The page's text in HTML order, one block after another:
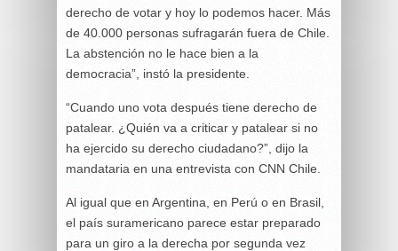
derecho de votar y hoy lo podemos hacer. Más
de 40.000 personas sufragarán fuera de Chile.
La abstención no le hace bien a la
democracia”, instó la presidente.
“Cuando uno vota después tiene derecho de
patalear. ¿Quién va a criticar y patalear si no
ha ejercido su derecho ciudadano?”, dijo la
mandataria en una entrevista con CNN Chile.
Al igual que en Argentina, en Perú o en Brasil,
el país suramericano parece estar preparado
para un giro a la derecha por segunda vez